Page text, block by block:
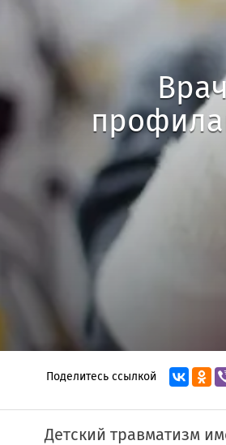
Поделитесь ссылкой
Детский травматизм